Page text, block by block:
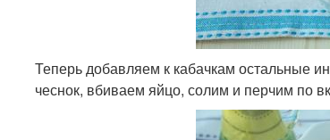
Теперь добавляем к кабачкам остальные
чеснок, вбиваем яйцо, солим и перчим по